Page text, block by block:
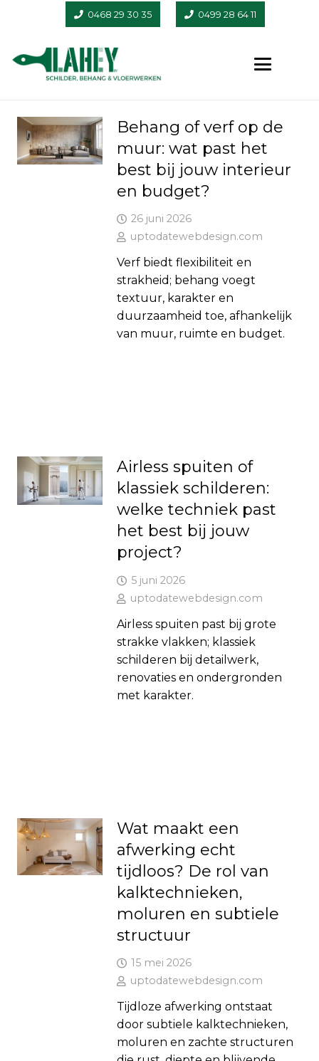
0468 29 30 35 0499 28 64 11
Behang of verf op de
muur: wat past het
best bij jouw interieur
en budget?
26 juni 2026
uptodatewebdesign.com
Verf biedt flexibiliteit en
strakheid; behang voegt
textuur, karakter en
duurzaamheid toe, afhankelijk
van muur, ruimte en budget.
Airless spuiten of
klassiek schilderen:
welke techniek past
het best bij jouw
project?
5 juni 2026
uptodatewebdesign.com
Airless spuiten past bij grote
strakke vlakken; klassiek
schilderen bij detailwerk,
renovaties en ondergronden
met karakter.
Wat maakt een
afwerking echt
tijdloos? De rol van
kalktechnieken,
moluren en subtiele
structuur
15 mei 2026
uptodatewebdesign.com
Tijdloze afwerking ontstaat
door subtiele kalktechnieken,
moluren en zachte structuren